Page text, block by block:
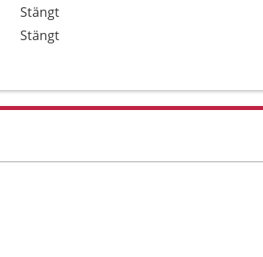
Stängt
Stängt